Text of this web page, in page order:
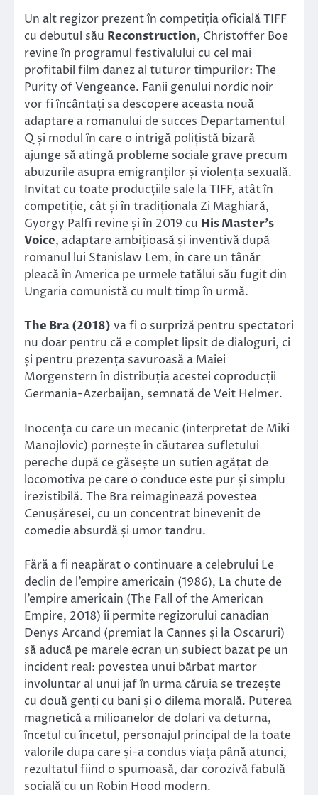
Un alt regizor prezent în competiția oficială TIFF
cu debutul său Reconstruction, Christoffer Boe
revine în programul festivalului cu cel mai
profitabil film danez al tuturor timpurilor: The
Purity of Vengeance. Fanii genului nordic noir
vor fi încântați sa descopere aceasta nouă
adaptare a romanului de succes Departamentul
Q și modul în care o intrigă polițistă bizară
ajunge să atingă probleme sociale grave precum
abuzurile asupra emigranților și violența sexuală.
Invitat cu toate producțiile sale la TIFF, atât în
competiție, cât și în tradiționala Zi Maghiară,
Gyorgy Palfi revine și în 2019 cu His Master’s
Voice, adaptare ambițioasă și inventivă după
romanul lui Stanislaw Lem, în care un tânăr
pleacă în America pe urmele tatălui său fugit din
Ungaria comunistă cu mult timp în urmă.
The Bra (2018) va fi o surpriză pentru spectatori
nu doar pentru că e complet lipsit de dialoguri, ci
și pentru prezența savuroasă a Maiei
Morgenstern în distribuția acestei coproducții
Germania-Azerbaijan, semnată de Veit Helmer.
Inocența cu care un mecanic (interpretat de Miki
Manojlovic) pornește în căutarea sufletului
pereche după ce găsește un sutien agățat de
locomotiva pe care o conduce este pur și simplu
irezistibilă. The Bra reimaginează povestea
Cenușăresei, cu un concentrat binevenit de
comedie absurdă și umor tandru.
Fără a fi neapărat o continuare a celebrului Le
declin de l’empire americain (1986), La chute de
l’empire americain (The Fall of the American
Empire, 2018) îi permite regizorului canadian
Denys Arcand (premiat la Cannes și la Oscaruri)
să aducă pe marele ecran un subiect bazat pe un
incident real: povestea unui bărbat martor
involuntar al unui jaf în urma căruia se trezește
cu două genți cu bani și o dilema morală. Puterea
magnetică a milioanelor de dolari va deturna,
încetul cu încetul, personajul principal de la toate
valorile dupa care și-a condus viața până atunci,
rezultatul fiind o spumoasă, dar corozivă fabulă
socială cu un Robin Hood modern.